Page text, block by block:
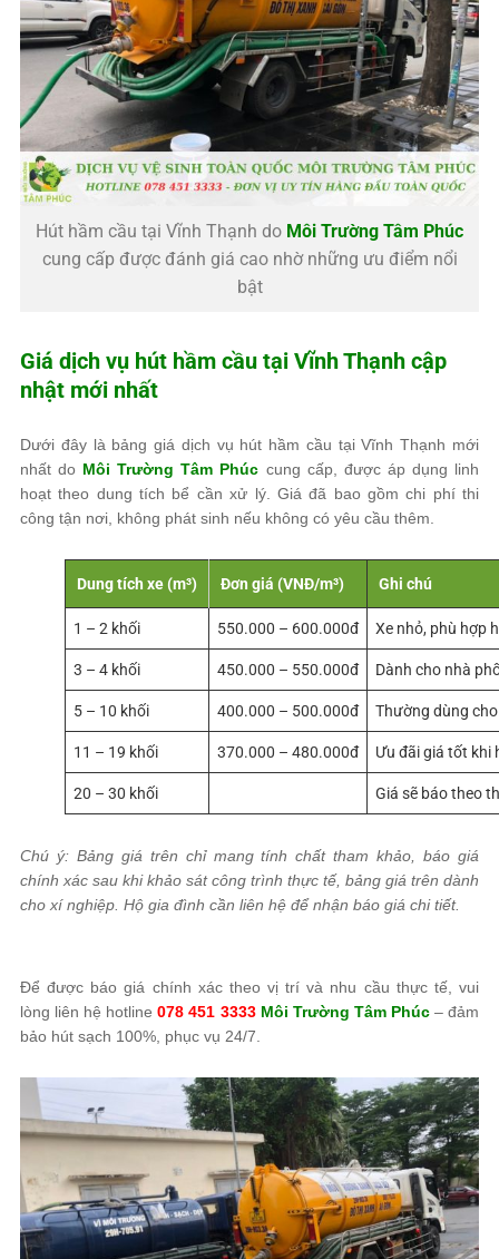
Hút hầm cầu tại Vĩnh Thạnh do Môi Trường Tâm Phúc
cung cấp được đánh giá cao nhờ những ưu điểm nổi
bật
Giá dịch vụ hút hầm cầu tại Vĩnh Thạnh cập
nhật mới nhất
Dưới đây là bảng giá dịch vụ hút hầm cầu tại Vĩnh Thạnh mới
nhất do Môi Trường Tâm Phúc cung cấp, được áp dụng linh
hoạt theo dung tích bể cần xử lý. Giá đã bao gồm chi phí thi
công tận nơi, không phát sinh nếu không có yêu cầu thêm.
Dung tích xe (m³) Đơn giá (VNĐ/m³) Ghi chú
1 – 2 khối 550.000 – 600.000đ Xe nhỏ, phù hợp
3 – 4 khối 450.000 – 550.000đ Dành cho nhà
5 – 10 khối 400.000 – 500.000đ Thường dùng
11 – 19 khối 370.000 – 480.000đ Ưu đãi giá tốt khi
20 – 30 khối Giá sẽ báo theo
Chú ý: Bảng giá trên chỉ mang tính chất tham khảo, báo giá
chính xác sau khi khảo sát công trình thực tế, bảng giá trên dành
cho xí nghiệp. Hộ gia đình cần liên hệ để nhận báo giá chi tiết.
Để được báo giá chính xác theo vị trí và nhu cầu thực tế, vui
lòng liên hệ hotline078 451 3333 Môi Trường Tâm Phúc– đảm
bảo hút sạch 100%, phục vụ 24/7.